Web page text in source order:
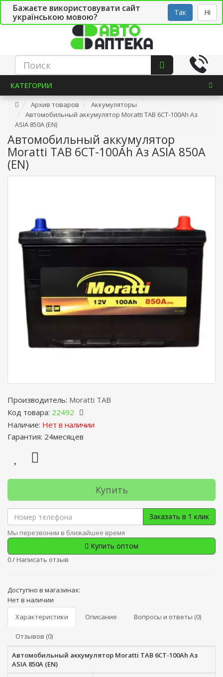
Бажаєте використовувати сайт
українською мовою?
Так Ні
СТО Укр
КАТЕГОРИИ
Архив товаров
Аккумуляторы
Автомобильный аккумулятор Moratti TAB 6СТ-100Ah Аз
ASIA 850A (EN)
Автомобильный аккумулятор
Moratti TAB 6СТ-100Ah Аз ASIA 850A
(EN)
Производитель: Moratti TAB
Код товара: 22492
Наличие: Нет в наличии
Гарантия: 24месяцев
Купить
Заказать в 1 клик
Мы перезвоним в ближайшее время
Купить оптом
0/ Написать отзыв
Доступно в магазинах:
Нет в наличии
Характеристики
Описание Вопросы и ответы (0)
Отзывов (0)
Автомобильный аккумулятор Moratti TAB 6СТ-100Ah Аз
ASIA 850A (EN)